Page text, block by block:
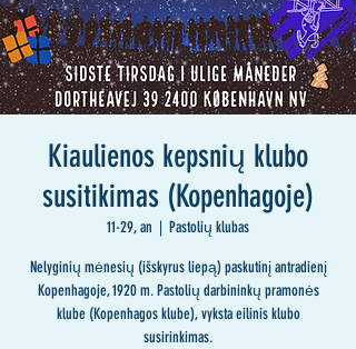
Kiaulienos kepsnių klubo
susitikimas (Kopenhagoje)
11-29, an
  |
Pastolių klubas
Nelyginių mėnesių (išskyrus liepą) paskutinį antradienį
Kopenhagoje, 1920 m. Pastolių darbininkų pramonės
klube (Kopenhagos klube), vyksta eilinis klubo
susirinkimas.